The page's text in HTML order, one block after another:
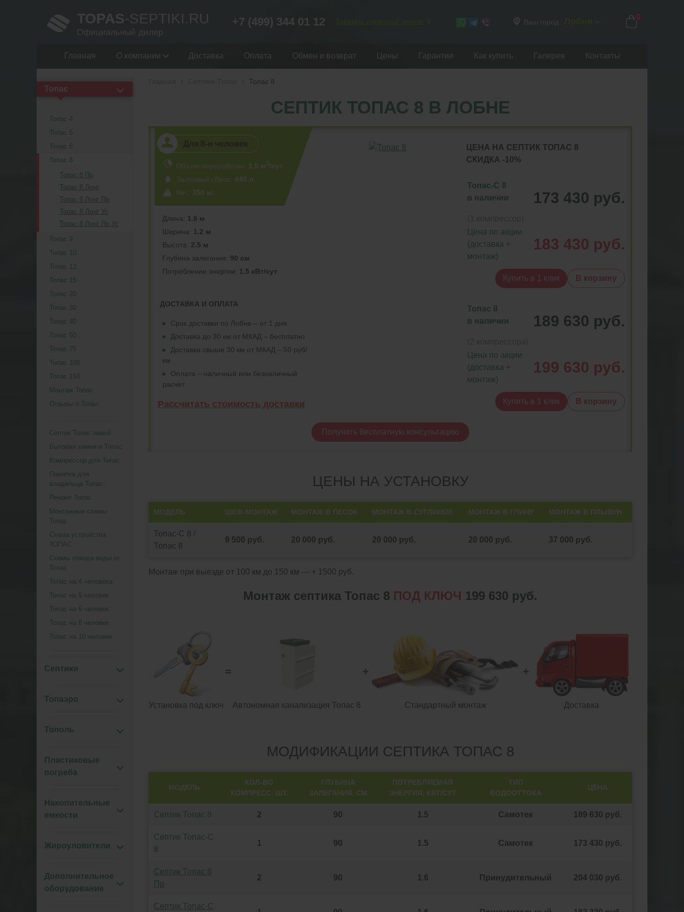
TOPAS-SEPTIKI.RU
Официальный дилер
+7 (499) 344 01 12 Ваш город
0
Главная О компании Доставка Оплата Обмен и возврат Цены Гарантии Как купить Галерея Контакты
Топас
Топас 4
Топас 5
Топас 6
Топас 8
Топас 8 Пр
Топас 8 Лонг
Топас 8 Лонг Пр
Топас 8 Лонг Ус
Топас 8 Лонг Пр Ус
Топас 9
Топас 10
Топас 12
Топас 15
Топас 20
Топас 30
Топас 40
Топас 50
Топас 75
Топас 100
Топас 150
Монтаж Топас
Отзывы о Топас
Септик Топас зимой
Бытовая химия и Топас
Компрессор для Топас
Памятка для
владельца Топас
Ремонт Топас
Монтажные схемы
Топас
Схема устройства
ТОПАС
Схемы отвода воды от
Топас
Топас на 4 человека
Топас на 5 человек
Топас на 6 человек
Топас на 8 человек
Топас на 10 человек
Септики
Топаэро
Тополь
Пластиковые
погреба
Накопительные
емкости
Жироуловители
Дополнительное
оборудование
Топас 8
СЕПТИК ТОПАС 8 В ЛОБНЕ
ЦЕНА НА СЕПТИК ТОПАС 8
СКИДКА -10%
Топас-С 8
в наличии
173 430 руб.
Цена по акции
(доставка +
монтаж)
183 430 руб.
Купить в 1 клик В корзину
Топас 8
в наличии
189 630 руб.
Цена по акции
(доставка +
монтаж)
199 630 руб.
Купить в 1 клик В корзину
Объем переработки: 1.5 м3/сут.
Залповый сброс: 440 л.
Вес: 350 кг.
Длина: 1.6 м
Ширина: 1.2 м
Высота: 2.5 м
Глубина залегания: 90 см
Потреблeние энергии: 1.5 кВт/сут
ДОСТАВКА И ОПЛАТА
Срок доставки по Лобне – от 1 дня
Доставка до 30 км от МКАД – бесплатно
Доставка свыше 30 км от МКАД – 50 руб/
км
Оплата – наличный или безналичный
расчет
Рассчитать стоимость доставки
Получить бесплатную консультацию
ЦЕНЫ НА УСТАНОВКУ
МОДЕЛЬ ШЕФ-МОНТАЖ МОНТАЖ В ПЕСОК МОНТАЖ В СУГЛИНОК МОНТАЖ В ГЛИНУ МОНТАЖ В ПЛЫВУН
Топас-С 8 /
Топас 8
9 500 руб. 20 000 руб. 20 000 руб. 20 000 руб. 37 000 руб.
Монтаж при выезде от 100 км до 150 км — + 1500 руб.
Монтаж септика Топас 8 ПОД КЛЮЧ 199 630 руб.
Установка под ключ
=
Автономная канализация Топас 8
+
Стандартный монтаж
+
Доставка
МОДИФИКАЦИИ СЕПТИКА ТОПАС 8
МОДЕЛЬ
КОЛ-ВО
КОМПРЕСС. ШТ.
ГЛУБИНА
ЗАЛЕГАНИЯ, СМ
ПОТРЕБЛЯЕМАЯ
ЭНЕРГИЯ, КВТ/СУТ
ТИП
ВОДООТТОКА
ЦЕНА
Септик Топас 8 2 90 1.5 Самотек 189 630 руб.
Септик Топас-С
8
1 90 1.5 Самотек 173 430 руб.
Септик Топас 8
Пр
2 90 1.6 Принудительный 204 030 руб.
Септик Топас-С